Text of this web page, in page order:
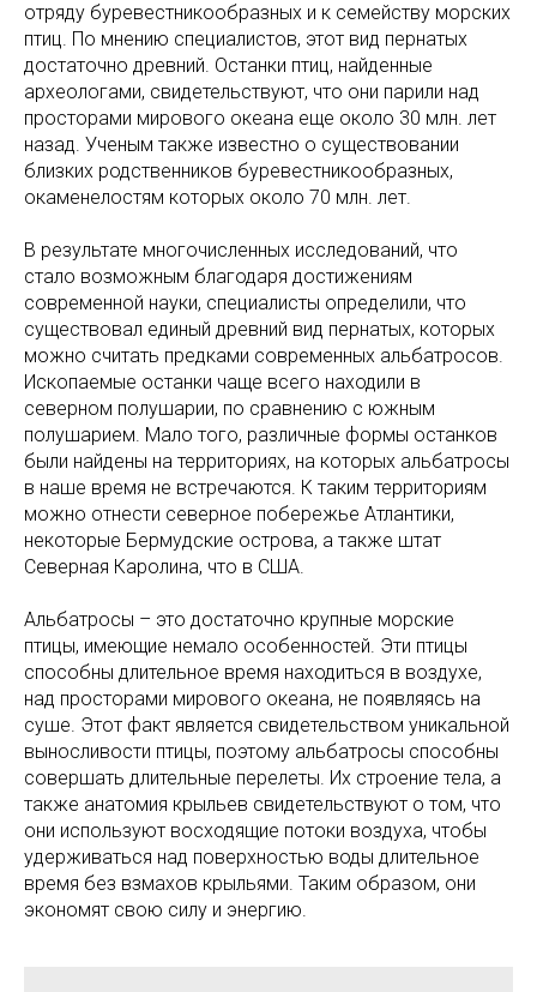
отряду буревестникообразных и к семейству морских
птиц. По мнению специалистов, этот вид пернатых
достаточно древний. Останки птиц, найденные
археологами, свидетельствуют, что они парили над
просторами мирового океана еще около 30 млн. лет
назад. Ученым также известно о существовании
близких родственников буревестникообразных,
окаменелостям которых около 70 млн. лет.
В результате многочисленных исследований, что
стало возможным благодаря достижениям
современной науки, специалисты определили, что
существовал единый древний вид пернатых, которых
можно считать предками современных альбатросов.
Ископаемые останки чаще всего находили в
северном полушарии, по сравнению с южным
полушарием. Мало того, различные формы останков
были найдены на территориях, на которых альбатросы
в наше время не встречаются. К таким территориям
можно отнести северное побережье Атлантики,
некоторые Бермудские острова, а также штат
Северная Каролина, что в США.
Альбатросы – это достаточно крупные морские
птицы, имеющие немало особенностей. Эти птицы
способны длительное время находиться в воздухе,
над просторами мирового океана, не появляясь на
суше. Этот факт является свидетельством уникальной
выносливости птицы, поэтому альбатросы способны
совершать длительные перелеты. Их строение тела, а
также анатомия крыльев свидетельствуют о том, что
они используют восходящие потоки воздуха, чтобы
удерживаться над поверхностью воды длительное
время без взмахов крыльями. Таким образом, они
экономят свою силу и энергию.